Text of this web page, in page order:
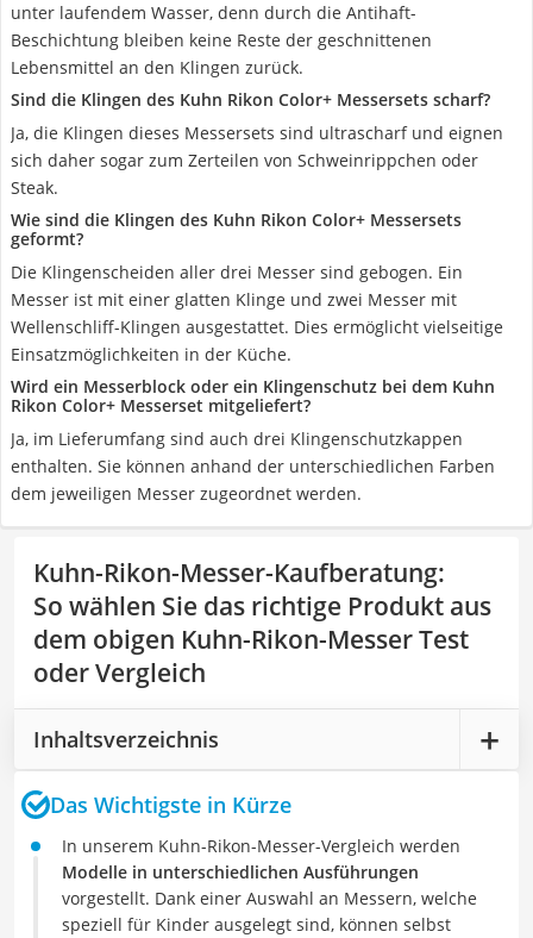
unter laufendem Wasser, denn durch die Antihaft-
Beschichtung bleiben keine Reste der geschnittenen
Lebensmittel an den Klingen zurück.
Sind die Klingen des Kuhn Rikon Color+ Messersets scharf?
Ja, die Klingen dieses Messersets sind ultrascharf und eignen
sich daher sogar zum Zerteilen von Schweinrippchen oder
Steak.
Wie sind die Klingen des Kuhn Rikon Color+ Messersets
geformt?
Die Klingenscheiden aller drei Messer sind gebogen. Ein
Messer ist mit einer glatten Klinge und zwei Messer mit
Wellenschliff-Klingen ausgestattet. Dies ermöglicht vielseitige
Einsatzmöglichkeiten in der Küche.
Wird ein Messerblock oder ein Klingenschutz bei dem Kuhn
Rikon Color+ Messerset mitgeliefert?
Ja, im Lieferumfang sind auch drei Klingenschutzkappen
enthalten. Sie können anhand der unterschiedlichen Farben
dem jeweiligen Messer zugeordnet werden.
Kuhn-Rikon-Messer-Kaufberatung:
So wählen Sie das richtige Produkt aus
dem obigen Kuhn-Rikon-Messer Test
oder Vergleich
Inhaltsverzeichnis
Das Wichtigste in Kürze
In unserem Kuhn-Rikon-Messer-Vergleich werden
Modelle in unterschiedlichen Ausführungen
vorgestellt. Dank einer Auswahl an Messern, welche
speziell für Kinder ausgelegt sind, können selbst